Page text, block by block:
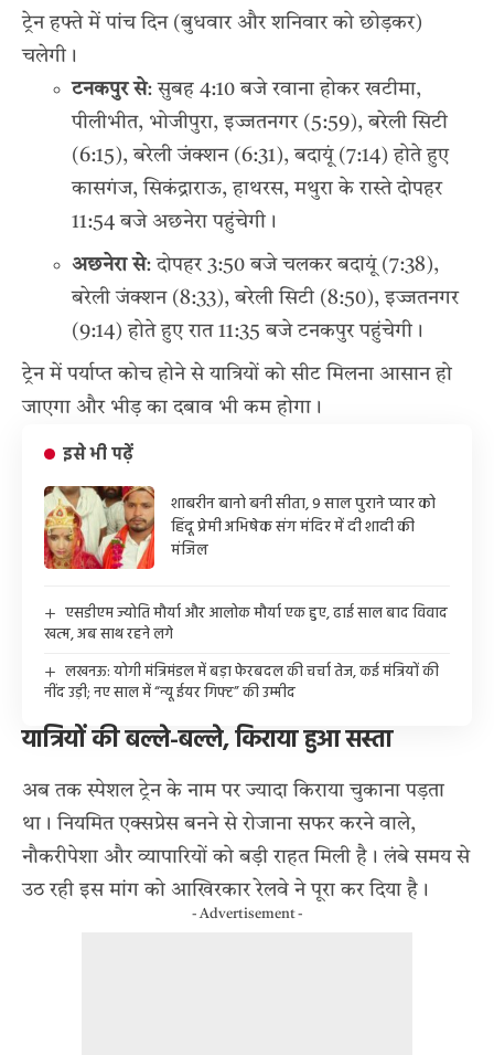
ट्रेन हफ्ते में पांच दिन (बुधवार और शनिवार को छोड़कर)
चलेगी।
टनकपुर से: सुबह 4:10 बजे रवाना होकर खटीमा,
पीलीभीत, भोजीपुरा, इज्जतनगर (5:59), बरेली सिटी
(6:15), बरेली जंक्शन (6:31), बदायूं (7:14) होते हुए
कासगंज, सिकंद्राराऊ, हाथरस, मथुरा के रास्ते दोपहर
11:54 बजे अछनेरा पहुंचेगी।
अछनेरा से: दोपहर 3:50 बजे चलकर बदायूं (7:38),
बरेली जंक्शन (8:33), बरेली सिटी (8:50), इज्जतनगर
(9:14) होते हुए रात 11:35 बजे टनकपुर पहुंचेगी।
ट्रेन में पर्याप्त कोच होने से यात्रियों को सीट मिलना आसान हो
जाएगा और भीड़ का दबाव भी कम होगा।
इसे भी पढ़ें
शाबरीन बानो बनी सीता, 9 साल पुराने प्यार को
हिंदू प्रेमी अभिषेक संग मंदिर में दी शादी की
मंजिल
एसडीएम ज्योति मौर्या और आलोक मौर्या एक हुए, ढाई साल बाद विवाद
खत्म, अब साथ रहने लगे
लखनऊ: योगी मंत्रिमंडल में बड़ा फेरबदल की चर्चा तेज, कई मंत्रियों की
नींद उड़ी; नए साल में “न्यू ईयर गिफ्ट” की उम्मीद
यात्रियों की बल्ले-बल्ले, किराया हुआ सस्ता
अब तक स्पेशल ट्रेन के नाम पर ज्यादा किराया चुकाना पड़ता
था। नियमित एक्सप्रेस बनने से रोजाना सफर करने वाले,
नौकरीपेशा और व्यापारियों को बड़ी राहत मिली है। लंबे समय से
उठ रही इस मांग को आखिरकार रेलवे ने पूरा कर दिया है।
- Advertisement -